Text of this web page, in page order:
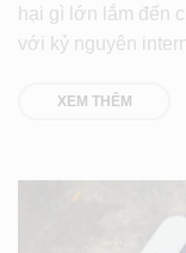
hại gì lớn lắm đến
với kỷ nguyên
XEM THÊM